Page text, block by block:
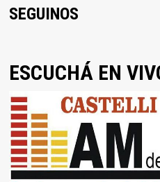
SEGUINOS
ESCUCHÁ EN